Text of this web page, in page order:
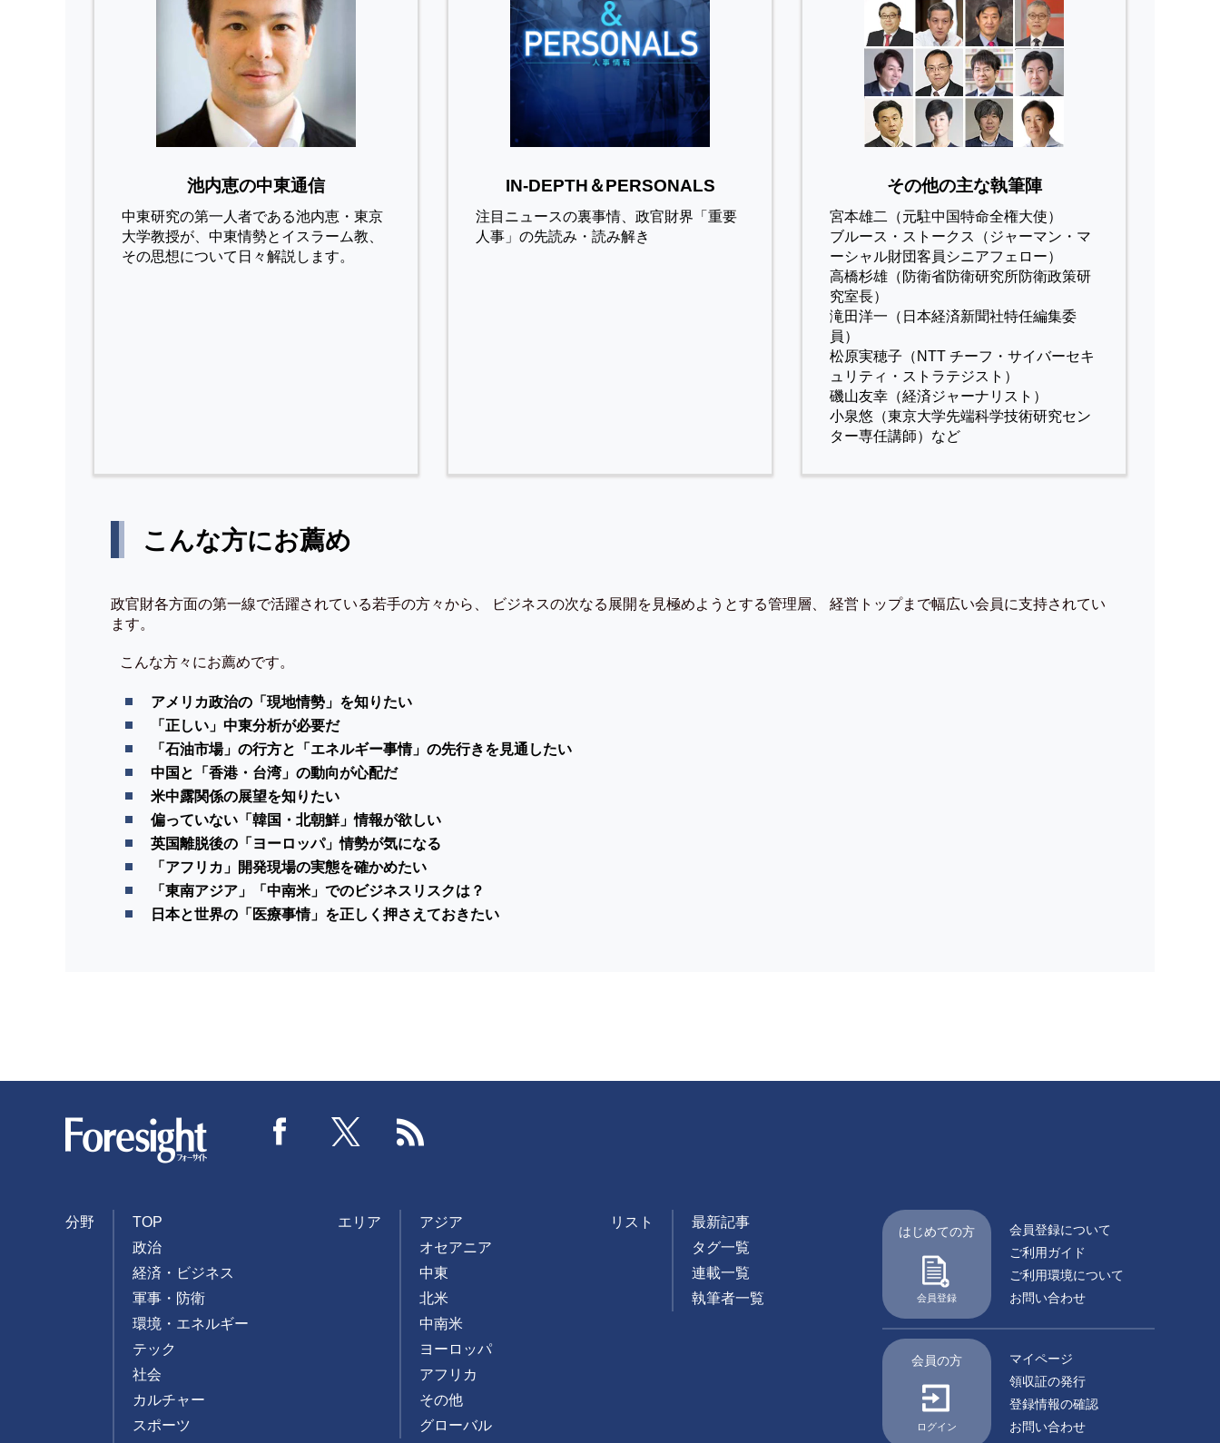
池内恵の中東通信
中東研究の第⼀⼈者である池内恵・東京
⼤学教授が、中東情勢とイスラーム教、
その思想について⽇々解説します。
IN-DEPTH＆PERSONALS
注目ニュースの裏事情、政官財界「重要
人事」の先読み・読み解き
その他の主な執筆陣
宮本雄二（元駐中国特命全権大使）
ブルース・ストークス（ジャーマン・マ
ーシャル財団客員シニアフェロー）
高橋杉雄（防衛省防衛研究所防衛政策研
究室長）
滝田洋一（日本経済新聞社特任編集委
員）
松原実穂子（NTT チーフ・サイバーセキ
ュリティ・ストラテジスト）
磯山友幸（経済ジャーナリスト）
小泉悠（東京大学先端科学技術研究セン
ター専任講師）など
こんな方にお薦め
政官財各方面の第一線で活躍されている若手の方々から、 ビジネスの次なる展開を見極めようとする管理層、 経営トップまで幅広い会員に支持されてい
ます。
こんな方々にお薦めです。
アメリカ政治の「現地情勢」を知りたい
「正しい」中東分析が必要だ
「石油市場」の行方と「エネルギー事情」の先行きを見通したい
中国と「香港・台湾」の動向が心配だ
米中露関係の展望を知りたい
偏っていない「韓国・北朝鮮」情報が欲しい
英国離脱後の「ヨーロッパ」情勢が気になる
「アフリカ」開発現場の実態を確かめたい
「東南アジア」「中南米」でのビジネスリスクは？
日本と世界の「医療事情」を正しく押さえておきたい
Facebook Twitter
分野
TOP
政治
経済・ビジネス
軍事・防衛
環境・エネルギー
テック
社会
カルチャー
スポーツ
エリア
アジア
オセアニア
中東
北米
中南米
ヨーロッパ
アフリカ
その他
グローバル
リスト
最新記事
タグ一覧
連載一覧
執筆者一覧
はじめての方
会員登録
会員登録について
ご利用ガイド
ご利用環境について
お問い合わせ
会員の方
ログイン
マイページ
領収証の発行
登録情報の確認
お問い合わせ